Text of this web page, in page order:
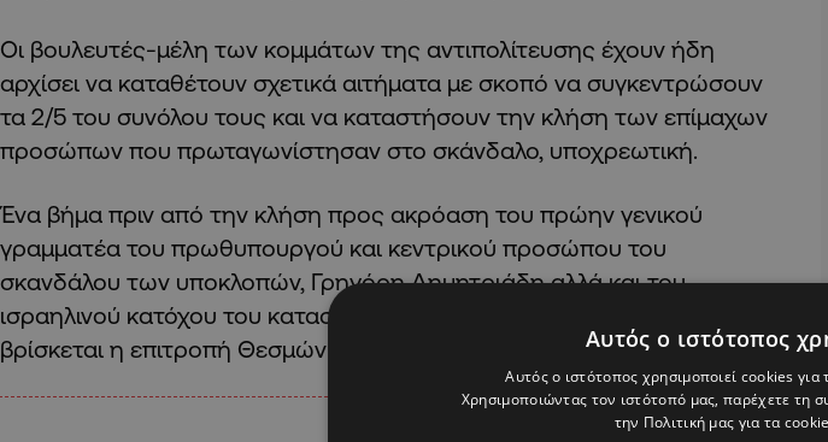
Oι βουλευτές-μέλη των κομμάτων της αντιπολίτευσης έχουν ήδη
αρχίσει να καταθέτουν σχετικά αιτήματα με σκοπό να συγκεντρώσουν
τα 2/5 του συνόλου τους και να καταστήσουν την κλήση των επίμαχων
προσώπων που πρωταγωνίστησαν στο σκάνδαλο, υποχρεωτική.
Ένα βήμα πριν από την κλήση προς ακρόαση του πρώην γενικού
γραμματέα του πρωθυπουργού και κεντρικού προσώπου του
σκανδάλου των υποκλοπών, Γρηγόρη Δημητριάδη αλλά και του
ισραηλινού κατόχου του κατασκοπευτικού λογισμικού, Ταλ Ντίλαν,
βρίσκεται η επιτροπή Θεσμών και Διαφάνειας της Βουλής.Αυτός ο ιστότοπος
Αυτός ο ιστότοπος χρησιμοποιεί cookies
Χρησιμοποιώντας τον ιστότοπό μας, παρέχετε τη
την Πολιτική μας για τα